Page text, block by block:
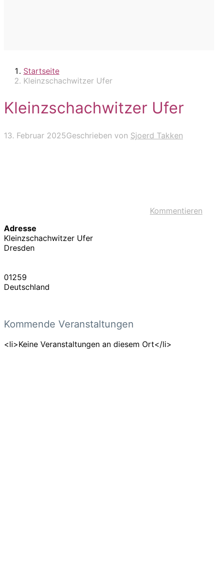
Startseite
Kleinzschachwitzer Ufer
Kleinzschachwitzer Ufer
13. Februar 2025Geschrieben von Sjoerd Takken
Kommentieren
Adresse
Kleinzschachwitzer Ufer
Dresden
01259
Deutschland
Kommende Veranstaltungen
<li>Keine Veranstaltungen an diesem Ort</li>